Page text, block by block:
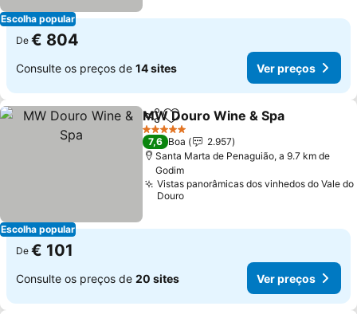
Escolha popular
De € 804
Consulte os preços de 14 sites Ver preços
Escolha popular
PartilharAdicionar aos favoritos
MW Douro Wine & Spa
5 Estrelas
7,6 Boa
2.957
Santa Marta de Penaguião, a 9.7 km de
Godim
Vistas panorâmicas dos vinhedos do Vale do
Douro
De € 101
Consulte os preços de 20 sites Ver preços